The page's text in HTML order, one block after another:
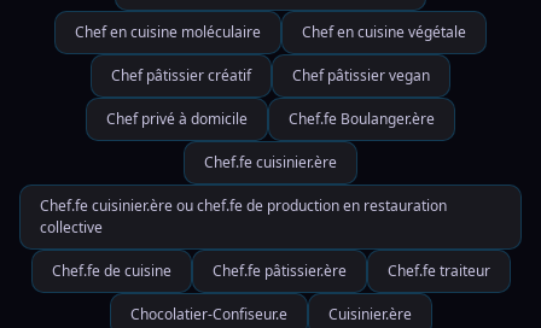
Chef en cuisine moléculaire Chef en cuisine végétale
Chef pâtissier créatif Chef pâtissier vegan
Chef privé à domicile Chef.fe Boulanger.ère
Chef.fe cuisinier.ère
Chef.fe cuisinier.ère ou chef.fe de production en restauration
collective
Chef.fe de cuisine Chef.fe pâtissier.ère Chef.fe traiteur
Chocolatier-Confiseur.e Cuisinier.ère